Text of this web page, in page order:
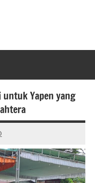
Yapen yang